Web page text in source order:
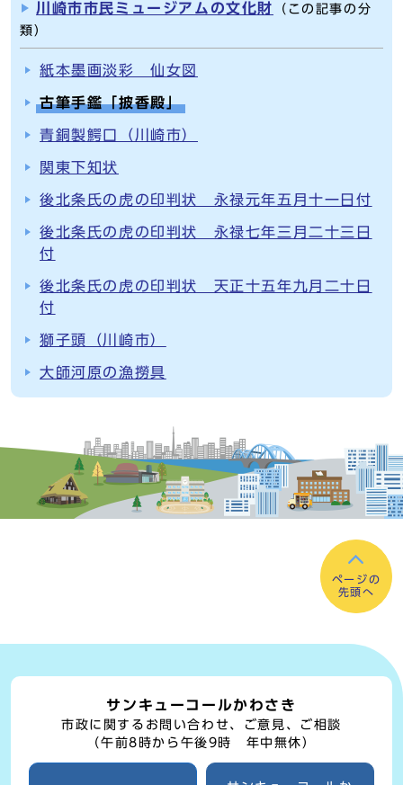
川崎市市民ミュージアムの文化財
（この記事の分
類）
紙本墨画淡彩 仙女図
古筆手鑑「披香殿」
青銅製鰐口（川崎市）
関東下知状
後北条氏の虎の印判状 永禄元年五月十一日付
後北条氏の虎の印判状 永禄七年三月二十三日
付
後北条氏の虎の印判状 天正十五年九月二十日
付
獅子頭（川崎市）
大師河原の漁撈具
ページの
先頭へ
サンキューコールかわさき
市政に関するお問い合わせ、ご意見、ご相談
（午前8時から午後9時 年中無休）